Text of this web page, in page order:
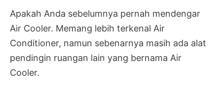
Apakah Anda sebelumnya pernah mendengar
Air Cooler. Memang lebih terkenal Air
Conditioner, namun sebenarnya masih ada alat
pendingin ruangan lain yang bernama Air
Cooler.